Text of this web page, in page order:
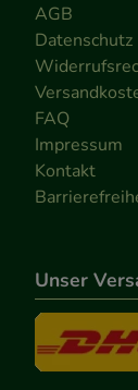
AGB
Datenschutz
FAQ
Impressum
Kontakt
Unser